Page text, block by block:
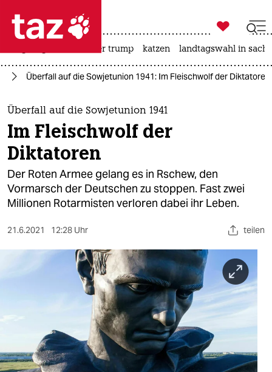
 taz zahl ich
taz zahl ich
themen
politik
öko
gesellschaft
sport
wahrheit
verlag

taz zahl ich
usa unter trump katzen landtagswahl in
Überfall auf die Sowjetunion 1941: Im Fleischwolf der Diktatoren
Überfall auf die Sowjetunion 1941
Im Fleischwolf der
Diktatoren
Der Roten Armee gelang es in Rschew, den
Vormarsch der Deutschen zu stoppen. Fast zwei
Millionen Rotarmisten verloren dabei ihr Leben.
21.6.2021 12:28 Uhr teilen